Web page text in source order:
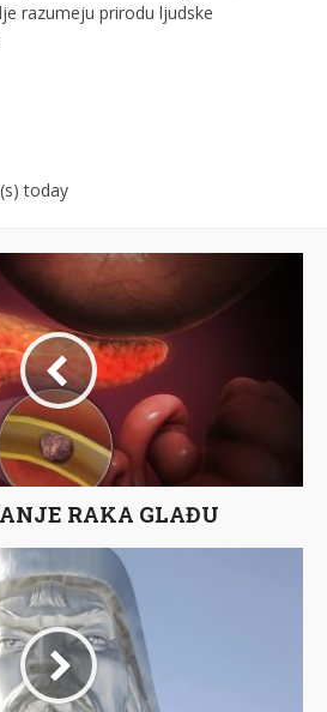
razumeju prirodu ljudske
today
RAKA GLAĐU